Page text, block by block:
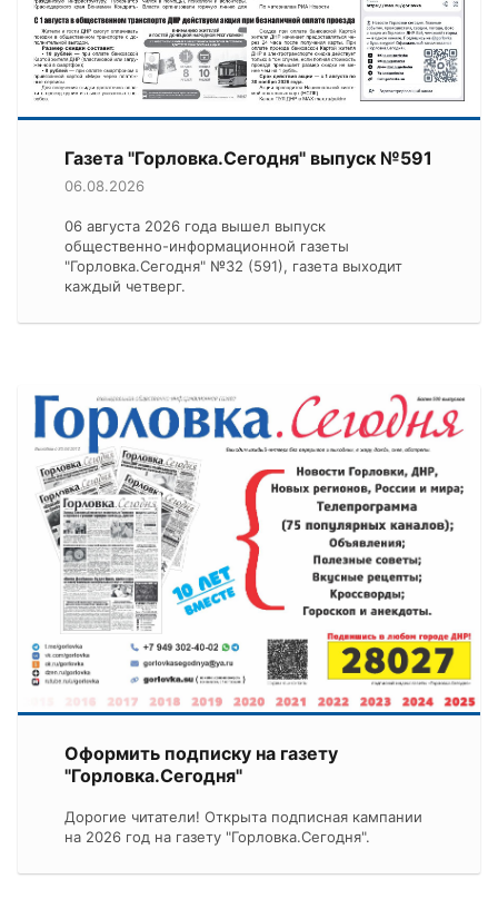
Газета "Горловка.Сегодня" выпуск №591
06.08.2026
06 августа 2026 года вышел выпуск
общественно-информационной газеты
"Горловка.Сегодня" №32 (591), газета выходит
каждый четверг.
Оформить подписку на газету
"Горловка.Сегодня"
Дорогие читатели! Открыта подписная кампании
на 2026 год на газету "Горловка.Сегодня".